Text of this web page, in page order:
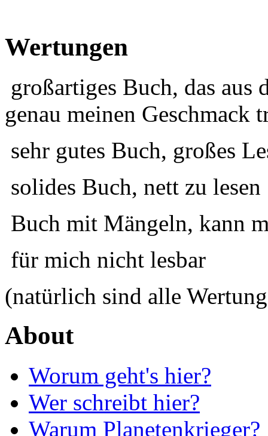
Wertungen
großartiges Buch, das aus
genau meinen Geschmack
sehr gutes Buch, großes
solides Buch, nett zu lesen
Buch mit Mängeln, kann
für mich nicht lesbar
(natürlich sind alle
About
Worum geht's hier?
Wer schreibt hier?
Warum Planetenkrieger?